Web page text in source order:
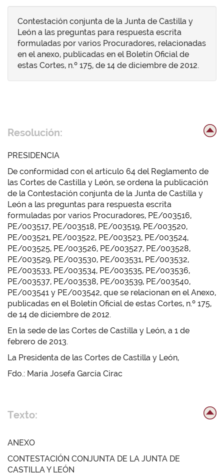
Contestación conjunta de la Junta de Castilla y
León a las preguntas para respuesta escrita
formuladas por varios Procuradores, relacionadas
en el anexo, publicadas en el Boletín Oficial de
estas Cortes, n.º 175, de 14 de diciembre de 2012.
Resolución:
PRESIDENCIA
De conformidad con el artículo 64 del Reglamento de
las Cortes de Castilla y León, se ordena la publicación
de la Contestación conjunta de la Junta de Castilla y
León a las preguntas para respuesta escrita
formuladas por varios Procuradores, PE/003516,
PE/003517, PE/003518, PE/003519, PE/003520,
PE/003521, PE/003522, PE/003523, PE/003524,
PE/003525, PE/003526, PE/003527, PE/003528,
PE/003529, PE/003530, PE/003531, PE/003532,
PE/003533, PE/003534, PE/003535, PE/003536,
PE/003537, PE/003538, PE/003539, PE/003540,
PE/003541 y PE/003542, que se relacionan en el Anexo,
publicadas en el Boletín Oficial de estas Cortes, n.º 175,
de 14 de diciembre de 2012.
En la sede de las Cortes de Castilla y León, a 1 de
febrero de 2013.
La Presidenta de las Cortes de Castilla y León,
Fdo.: María Josefa García Cirac
Texto:
ANEXO
CONTESTACIÓN CONJUNTA DE LA JUNTA DE
CASTILLA Y LEÓN